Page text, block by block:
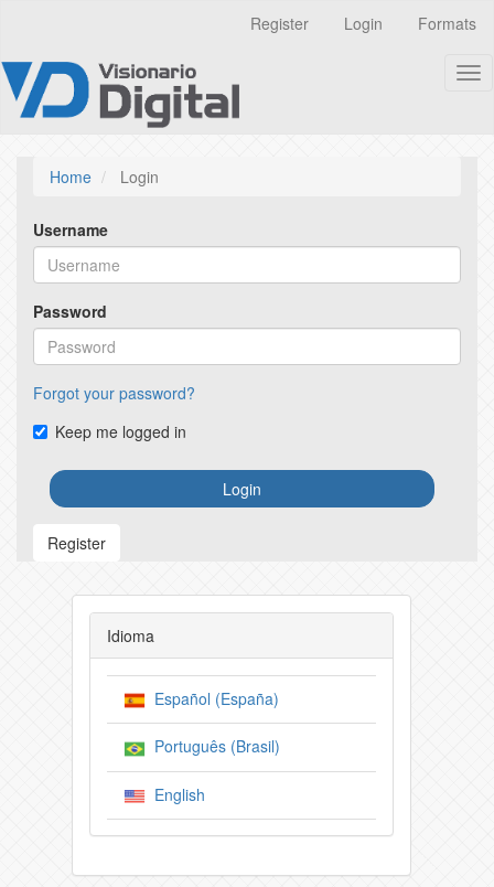
page
content
Main
Content
Register Login Formats
Home Login
Username
Password
Forgot your password?
Keep me logged in
Login
Register
Idioma
Español (España)
Português (Brasil)
English